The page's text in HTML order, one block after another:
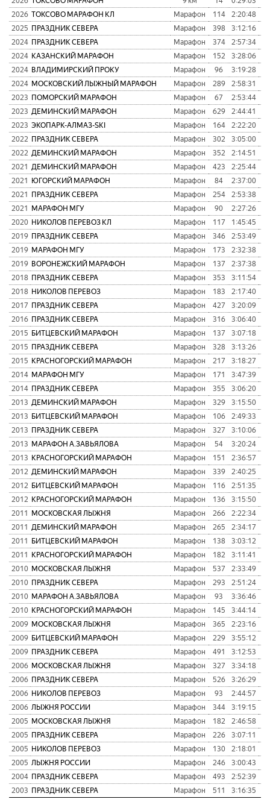
2026 ТОКСОВО МАРАФОН КЛ Марафон 114 2:20:48
2025 ПРАЗДНИК СЕВЕРА Марафон 398 3:12:16
2024 ПРАЗДНИК СЕВЕРА Марафон 374 2:57:34
2024 КАЗАНСКИЙ МАРАФОН Марафон 152 3:28:06
2024 ВЛАДИМИРСКИЙ ПРОКУ Марафон 96 3:19:28
2024 МОСКОВСКИЙ ЛЫЖНЫЙ МАРАФОН Марафон 289 2:58:31
2023 ПОМОРСКИЙ МАРАФОН Марафон 67 2:53:44
2023 ДЕМИНСКИЙ МАРАФОН Марафон 629 2:44:41
2023 ЭКОПАРК-АЛМАЗ-SKI Марафон 164 2:22:20
2022 ПРАЗДНИК СЕВЕРА Марафон 302 3:05:00
2022 ДЕМИНСКИЙ МАРАФОН Марафон 352 2:14:51
2021 ДЕМИНСКИЙ МАРАФОН Марафон 423 2:25:44
2021 ЮГОРСКИЙ МАРАФОН Марафон 84 2:37:00
2021 ПРАЗДНИК СЕВЕРА Марафон 254 2:53:38
2021 МАРАФОН МГУ Марафон 90 2:27:26
2020 НИКОЛОВ ПЕРЕВОЗ КЛ Марафон 117 1:45:45
2019 ПРАЗДНИК СЕВЕРА Марафон 346 2:53:49
2019 МАРАФОН МГУ Марафон 173 2:32:38
2019 ВОРОНЕЖСКИЙ МАРАФОН Марафон 137 2:37:38
2018 ПРАЗДНИК СЕВЕРА Марафон 353 3:11:54
2018 НИКОЛОВ ПЕРЕВОЗ Марафон 183 2:17:40
2017 ПРАЗДНИК СЕВЕРА Марафон 427 3:20:09
2016 ПРАЗДНИК СЕВЕРА Марафон 316 3:06:40
2015 БИТЦЕВСКИЙ МАРАФОН Марафон 137 3:07:18
2015 ПРАЗДНИК СЕВЕРА Марафон 328 3:13:26
2015 КРАСНОГОРСКИЙ МАРАФОН Марафон 217 3:18:27
2014 МАРАФОН МГУ Марафон 171 3:47:39
2014 ПРАЗДНИК СЕВЕРА Марафон 355 3:06:20
2013 ДЕМИНСКИЙ МАРАФОН Марафон 329 3:15:50
2013 БИТЦЕВСКИЙ МАРАФОН Марафон 106 2:49:33
2013 ПРАЗДНИК СЕВЕРА Марафон 327 3:10:06
2013 МАРАФОН А.ЗАВЬЯЛОВА Марафон 54 3:20:24
2013 КРАСНОГОРСКИЙ МАРАФОН Марафон 151 2:36:57
2012 ДЕМИНСКИЙ МАРАФОН Марафон 339 2:40:25
2012 БИТЦЕВСКИЙ МАРАФОН Марафон 116 2:51:35
2012 КРАСНОГОРСКИЙ МАРАФОН Марафон 136 3:15:50
2011 МОСКОВСКАЯ ЛЫЖНЯ Марафон 266
2:22:34
2011 ДЕМИНСКИЙ МАРАФОН Марафон 265
2:34:17
2011 БИТЦЕВСКИЙ МАРАФОН Марафон 138
3:03:12
2011 КРАСНОГОРСКИЙ МАРАФОН Марафон 182
3:11:41
2010 МОСКОВСКАЯ ЛЫЖНЯ Марафон 537
2:33:49
2010 ПРАЗДНИК СЕВЕРА Марафон 293
2:51:24
2010 МАРАФОН А.ЗАВЬЯЛОВА Марафон 93
3:36:46
2010 КРАСНОГОРСКИЙ МАРАФОН Марафон 145
3:44:14
2009 МОСКОВСКАЯ ЛЫЖНЯ Марафон 365
2:23:16
2009 БИТЦЕВСКИЙ МАРАФОН Марафон 229
3:55:12
2009 ПРАЗДНИК СЕВЕРА Марафон 491
3:12:53
2006 МОСКОВСКАЯ ЛЫЖНЯ Марафон 327
3:34:18
2006 ПРАЗДНИК СЕВЕРА Марафон 526
3:26:29
2006 НИКОЛОВ ПЕРЕВОЗ Марафон 93
2:44:57
2006 ЛЫЖНЯ РОССИИ Марафон 344
3:19:15
2005 МОСКОВСКАЯ ЛЫЖНЯ Марафон 182
2:46:58
2005 ПРАЗДНИК СЕВЕРА Марафон 226
3:07:11
2005 НИКОЛОВ ПЕРЕВОЗ Марафон 130
2:18:01
2005 ЛЫЖНЯ РОССИИ Марафон 246
3:00:43
2004 ПРАЗДНИК СЕВЕРА Марафон 493
2:52:39
2003 ПРАЗДНИК СЕВЕРА Марафон 511 3:16:35